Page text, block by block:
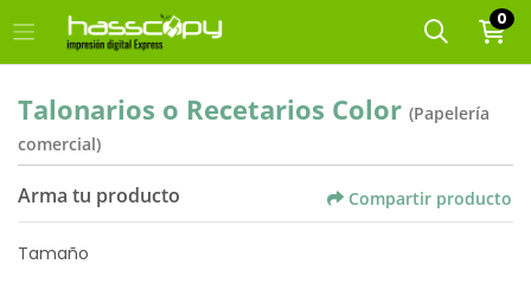
0
Talonarios o Recetarios Color (Papelería
comercial)
Arma tu producto Compartir producto
Tamaño